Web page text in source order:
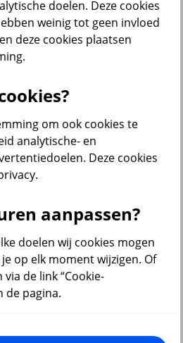
doelen. Deze cookies
weinig tot geen invloed
deze cookies plaatsen
om ook cookies te
analytische- en
Deze cookies
aanpassen?
doelen wij cookies mogen
op elk moment wijzigen. Of
de link “Cookie-
de pagina.